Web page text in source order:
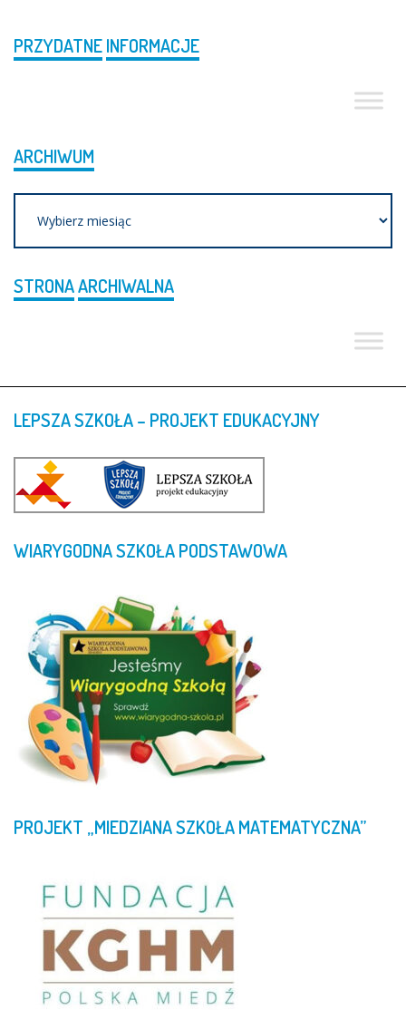
PRZYDATNEINFORMACJE
ARCHIWUM
STRONAARCHIWALNA
LEPSZASZKOŁA– PROJEKT EDUKACYJNY
WIARYGODNASZKOŁAPODSTAWOWA
PROJEKT „MIEDZIANASZKOŁAMATEMATYCZNA”